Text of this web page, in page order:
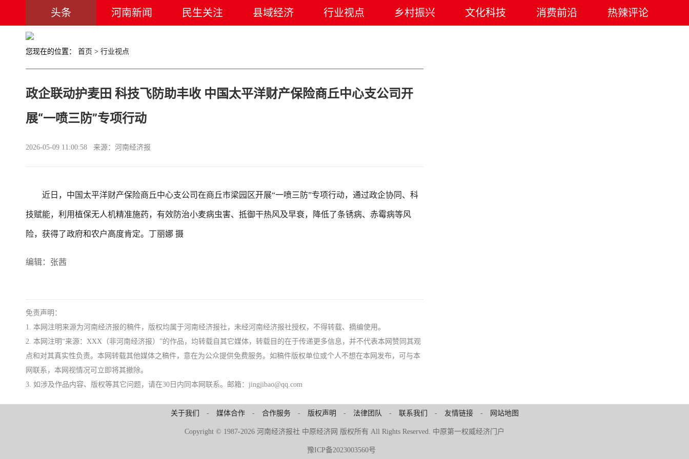
头条 河南新闻 民生关注 县域经济 行业视点 乡村振兴 文化科技 消费前沿 热辣评论
您现在的位置： 首页 > 行业视点
政企联动护麦田 科技飞防助丰收 中国太平洋财产保险商丘中心支公司开
展“一喷三防”专项行动
2026-05-09 11:00:58 来源：河南经济报
近日，中国太平洋财产保险商丘中心支公司在商丘市梁园区开展“一喷三防”专项行动，通过政企协同、科
技赋能，利用植保无人机精准施药，有效防治小麦病虫害、抵御干热风及早衰，降低了条锈病、赤霉病等风
险，获得了政府和农户高度肯定。丁丽娜 摄
编辑：张茜
免责声明：
1. 本网注明来源为河南经济报的稿件，版权均属于河南经济报社，未经河南经济报社授权，不得转载、摘编使用。
2. 本网注明“来源：XXX（非河南经济报）”的作品，均转载自其它媒体，转载目的在于传递更多信息，并不代表本网赞同其观
点和对其真实性负责。本网转载其他媒体之稿件，意在为公众提供免费服务。如稿件版权单位或个人不想在本网发布，可与本
网联系，本网视情况可立即将其撤除。
3. 如涉及作品内容、版权等其它问题，请在30日内同本网联系。邮箱：jingjibao@qq.com
关于我们 - 媒体合作- 合作服务- 版权声明 - 法律团队 - 联系我们 - 友情链接- 网站地图
Copyright © 1987-2026 河南经济报社 中原经济网 版权所有 All Rights Reserved. 中原第一权威经济门户
豫ICP备2023003560号